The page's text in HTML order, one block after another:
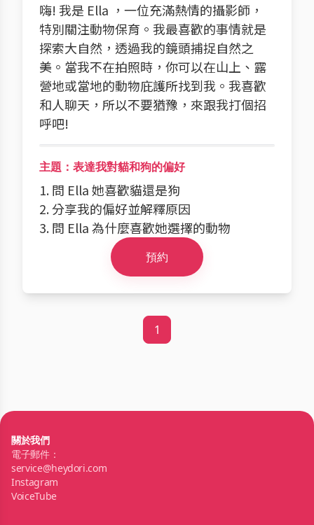
嗨! 我是 Ella ，一位充滿熱情的攝影師，
特別關注動物保育。我最喜歡的事情就是
探索大自然，透過我的鏡頭捕捉自然之
美。當我不在拍照時，你可以在山上、露
營地或當地的動物庇護所找到我。我喜歡
和人聊天，所以不要猶豫，來跟我打個招
呼吧!
主題：表達我對貓和狗的偏好
1. 問 Ella 她喜歡貓還是狗
2. 分享我的偏好並解釋原因
3. 問 Ella 為什麼喜歡她選擇的動物
預約
1
關於我們
電子郵件：
service@heydori.com
Instagram
VoiceTube